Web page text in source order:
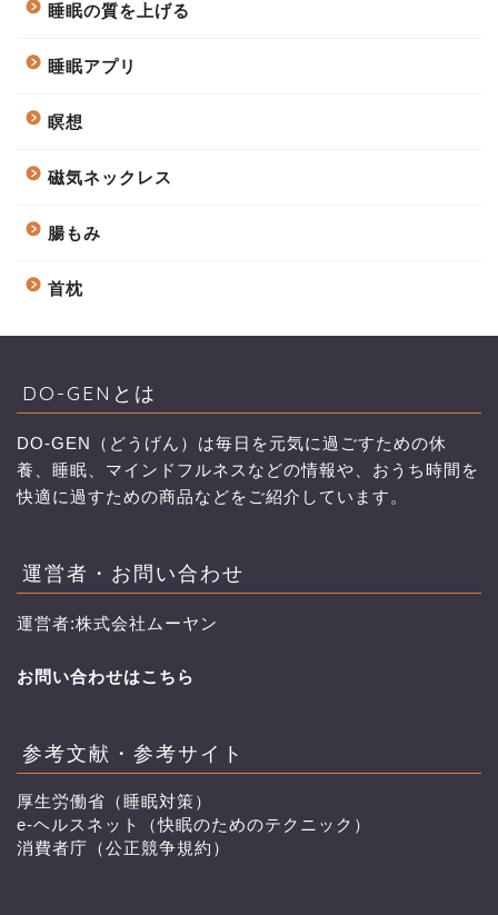
睡眠の質を上げる
睡眠アプリ
瞑想
磁気ネックレス
腸もみ
首枕
DO-GENとは
DO-GEN（どうげん）は毎日を元気に過ごすための休
養、睡眠、マインドフルネスなどの情報や、おうち時間を
快適に過すための商品などをご紹介しています。
運営者・お問い合わせ
運営者:株式会社ムーヤン
お問い合わせはこちら
参考文献・参考サイト
厚生労働省（睡眠対策）
e-ヘルスネット（快眠のためのテクニック）
消費者庁（公正競争規約）